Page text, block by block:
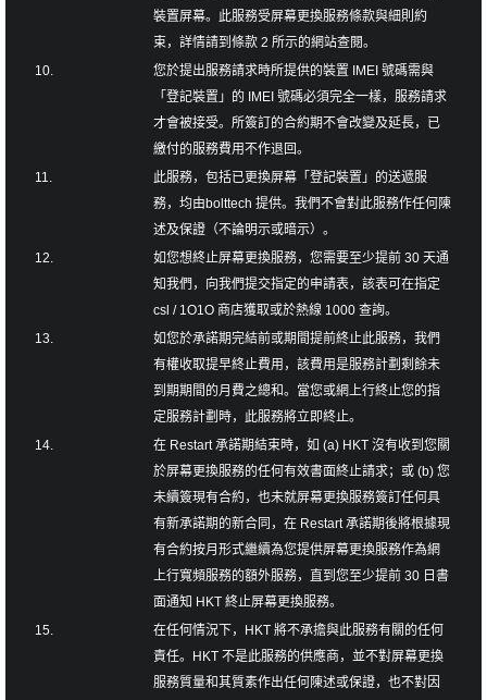
裝置屏幕。此服務受屏幕更換服務條款與細則約
束，詳情請到條款 2 所示的網站查閱。
10.
您於提出服務請求時所提供的裝置 IMEI 號碼需與
「登記裝置」的 IMEI 號碼必須完全一樣，服務請求
才會被接受。所簽訂的合約期不會改變及延長，已
繳付的服務費用不作退回。
11.
此服務，包括已更換屏幕「登記裝置」的送遞服
務，均由bolttech 提供。我們不會對此服務作任何陳
述及保證（不論明示或暗示）。
12.
如您想終止屏幕更換服務，您需要至少提前 30 天通
知我們，向我們提交指定的申請表，該表可在指定
csl / 1O1O 商店獲取或於熱線 1000 查詢。
13.
如您於承諾期完結前或期間提前終止此服務，我們
有權收取提早終止費用，該費用是服務計劃剩餘未
到期期間的月費之總和。當您或網上行終止您的指
定服務計劃時，此服務將立即終止。
14.
在 Restart 承諾期結束時，如 (a) HKT 沒有收到您關
於屏幕更換服務的任何有效書面終止請求；或 (b) 您
未續簽現有合約，也未就屏幕更換服務簽訂任何具
有新承諾期的新合同，在 Restart 承諾期後將根據現
有合約按月形式繼續為您提供屏幕更換服務作為網
上行寬頻服務的額外服務，直到您至少提前 30 日書
面通知 HKT 終止屏幕更換服務。
15.
在任何情況下，HKT 將不承擔與此服務有關的任何
責任。HKT 不是此服務的供應商，並不對屏幕更換
服務質量和其質素作出任何陳述或保證，也不對因